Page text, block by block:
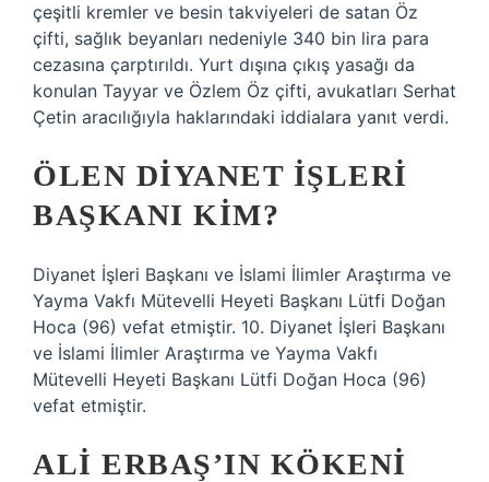
çeşitli kremler ve besin takviyeleri de satan Öz
çifti, sağlık beyanları nedeniyle 340 bin lira para
cezasına çarptırıldı. Yurt dışına çıkış yasağı da
konulan Tayyar ve Özlem Öz çifti, avukatları Serhat
Çetin aracılığıyla haklarındaki iddialara yanıt verdi.
ÖLEN DIYANET İŞLERI
BAŞKANI KIM?
Diyanet İşleri Başkanı ve İslami İlimler Araştırma ve
Yayma Vakfı Mütevelli Heyeti Başkanı Lütfi Doğan
Hoca (96) vefat etmiştir. 10. Diyanet İşleri Başkanı
ve İslami İlimler Araştırma ve Yayma Vakfı
Mütevelli Heyeti Başkanı Lütfi Doğan Hoca (96)
vefat etmiştir.
ALI ERBAŞ’IN KÖKENI